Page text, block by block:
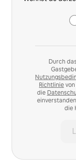
Durch
Richtlinie
die
die